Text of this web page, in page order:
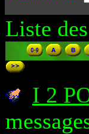
Liste
I 2